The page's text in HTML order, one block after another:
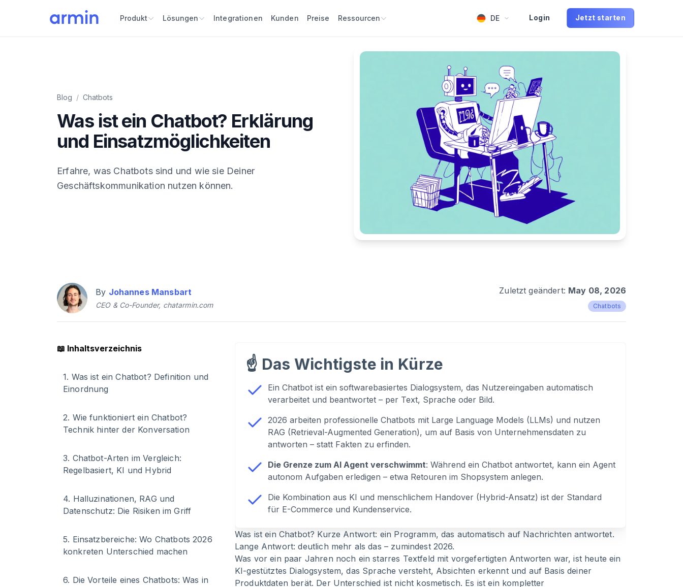
Produkt Lösungen Integrationen Kunden Preise Ressourcen DE Login Jetzt starten
Blog / Chatbots
Was ist ein Chatbot? Erklärung
und Einsatzmöglichkeiten
Erfahre, was Chatbots sind und wie sie Deiner
Geschäftskommunikation nutzen können.
By Johannes Mansbart
CEO & Co-Founder, chatarmin.com
Zuletzt geändert: May 08, 2026
Chatbots
📖 Inhaltsverzeichnis
1. Was ist ein Chatbot? Definition und
Einordnung
2. Wie funktioniert ein Chatbot?
Technik hinter der Konversation
3. Chatbot-Arten im Vergleich:
Regelbasiert, KI und Hybrid
4. Halluzinationen, RAG und
Datenschutz: Die Risiken im Griff
5. Einsatzbereiche: Wo Chatbots 2026
konkreten Unterschied machen
6. Die Vorteile eines Chatbots: Was in
☝️ Das Wichtigste in Kürze
Ein Chatbot ist ein softwarebasiertes Dialogsystem, das Nutzereingaben automatisch
verarbeitet und beantwortet – per Text, Sprache oder Bild.
2026 arbeiten professionelle Chatbots mit Large Language Models (LLMs) und nutzen
RAG (Retrieval-Augmented Generation), um auf Basis von Unternehmensdaten zu
antworten – statt Fakten zu erfinden.
Die Grenze zum AI Agent verschwimmt: Während ein Chatbot antwortet, kann ein Agent
autonom Aufgaben erledigen – etwa Retouren im Shopsystem anlegen.
Die Kombination aus KI und menschlichem Handover (Hybrid-Ansatz) ist der Standard
für E-Commerce und Kundenservice.
Was ist ein Chatbot? Kurze Antwort: ein Programm, das automatisch auf Nachrichten antwortet.
Lange Antwort: deutlich mehr als das – zumindest 2026.
Was vor ein paar Jahren noch ein starres Textfeld mit vorgefertigten Antworten war, ist heute ein
KI-gestütztes Dialogsystem, das Sprache versteht, Absichten erkennt und auf Basis deiner
Produktdaten berät. Der Unterschied ist nicht kosmetisch. Es ist ein kompletter